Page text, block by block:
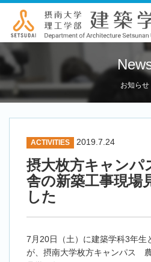
お知らせ
ACTIVITIES 2019.7.24
摂大枚方キャン
舎の新築工事現場
した
7月20日（土）に建築学科3年生
が、摂南大学枚方キャンパス